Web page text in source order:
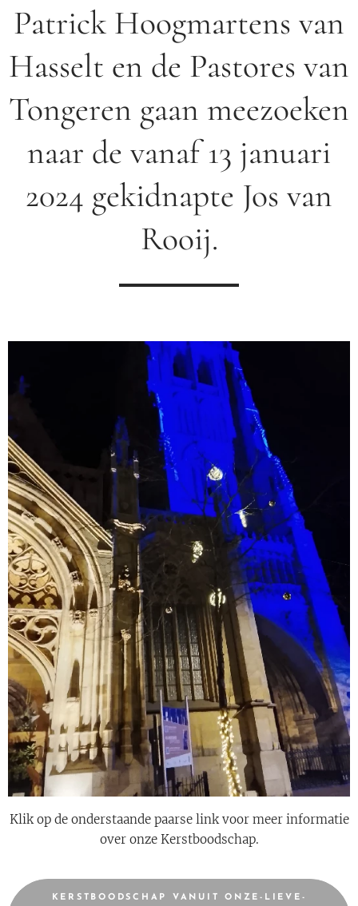
Patrick Hoogmartens van
Hasselt en de Pastores van
Tongeren gaan meezoeken
naar de vanaf 13 januari
2024 gekidnapte Jos van
Rooij.
Klik op de onderstaande paarse link voor meer informatie
over onze Kerstboodschap.
KERSTBOODSCHAP VANUIT ONZE-LIEVE-